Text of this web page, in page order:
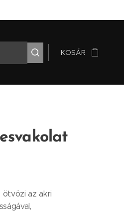
KOSÁR
ötvözi az akri